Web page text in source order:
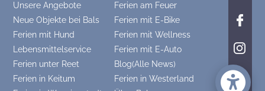
Unsere Angebote
Ferien am Feuer
Neue Objekte bei Bals
Ferien mit E-Bike
Ferien mit Hund
Ferien mit Wellness
Lebensmittelservice
Ferien mit E-Auto
Ferien unter Reet
Blog(Alle News)
Ferien in Keitum
Ferien in Westerland